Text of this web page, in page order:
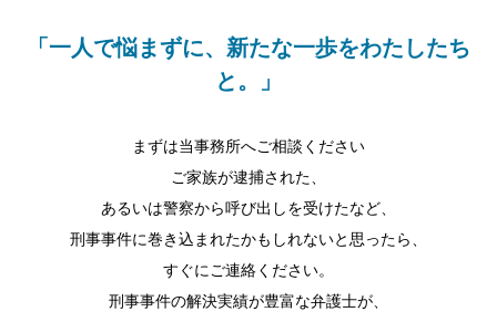
「一人で悩まずに、新たな一歩をわたしたち
と。」
まずは当事務所へご相談ください
ご家族が逮捕された、
あるいは警察から呼び出しを受けたなど、
刑事事件に巻き込まれたかもしれないと思ったら、
すぐにご連絡ください。
刑事事件の解決実績が豊富な弁護士が、